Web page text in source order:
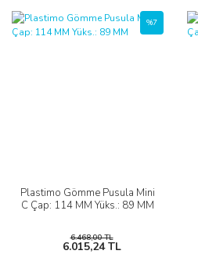
Plastimo Gömme Pusula Mini
C Çap: 114 MM Yüks.: 89 MM
%7
6.468,00 TL
6.015,24 TL